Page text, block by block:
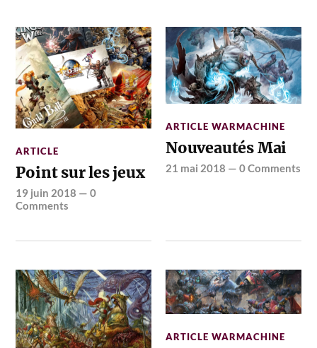
ARTICLE
Point sur les jeux
19 juin 2018 —0
Comments
ARTICLE WARMACHINE
Nouveautés Mai
21 mai 2018 —0 Comments
ARTICLE WARMACHINE